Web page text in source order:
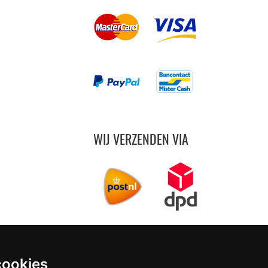
WIJ VERZENDEN VIA